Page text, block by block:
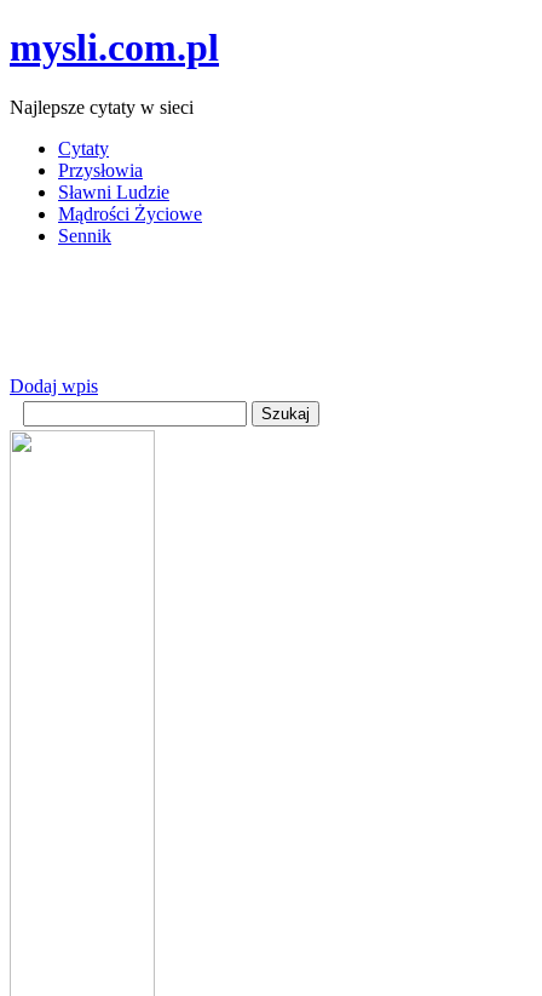
mysli.com.pl
Najlepsze cytaty w sieci
Cytaty
Przysłowia
Sławni Ludzie
Mądrości Życiowe
Sennik
Dodaj wpis